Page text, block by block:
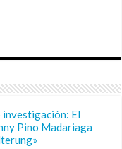
El
Pino Madariaga